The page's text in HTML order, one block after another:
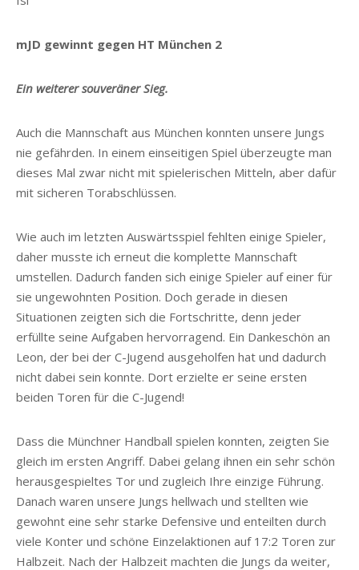
mJD gewinnt gegen HT München 2
Ein weiterer souveräner Sieg.
Auch die Mannschaft aus München konnten unsere Jungs
nie gefährden. In einem einseitigen Spiel überzeugte man
dieses Mal zwar nicht mit spielerischen Mitteln, aber dafür
mit sicheren Torabschlüssen.
Wie auch im letzten Auswärtsspiel fehlten einige Spieler,
daher musste ich erneut die komplette Mannschaft
umstellen. Dadurch fanden sich einige Spieler auf einer für
sie ungewohnten Position. Doch gerade in diesen
Situationen zeigten sich die Fortschritte, denn jeder
erfüllte seine Aufgaben hervorragend. Ein Dankeschön an
Leon, der bei der C-Jugend ausgeholfen hat und dadurch
nicht dabei sein konnte. Dort erzielte er seine ersten
beiden Toren für die C-Jugend!
Dass die Münchner Handball spielen konnten, zeigten Sie
gleich im ersten Angriff. Dabei gelang ihnen ein sehr schön
herausgespieltes Tor und zugleich Ihre einzige Führung.
Danach waren unsere Jungs hellwach und stellten wie
gewohnt eine sehr starke Defensive und enteilten durch
viele Konter und schöne Einzelaktionen auf 17:2 Toren zur
Halbzeit. Nach der Halbzeit machten die Jungs da weiter,